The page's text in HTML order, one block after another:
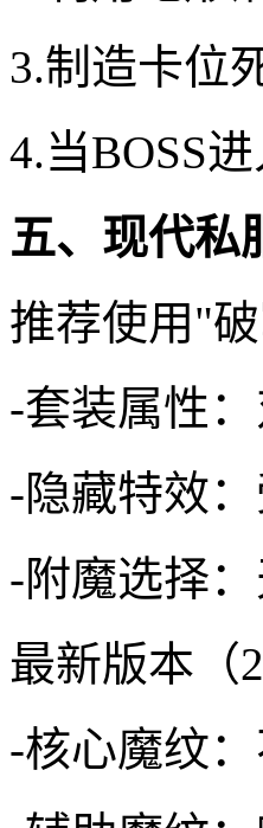
3.制造卡位
4.当BOSS
五、现代私
推荐使用"
-套装属性
-隐藏特效
-附魔选择
最新版本（
-核心魔纹